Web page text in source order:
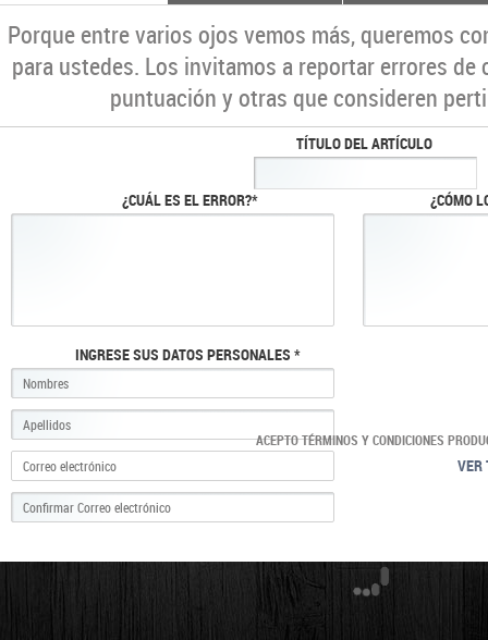
Porque entre varios ojos vemos más, queremos
para ustedes. Los invitamos a reportar errores
puntuación y otras que consideren
TÍTULO DEL ARTÍCULO
¿CUÁL ES EL ERROR?* ¿CÓMO
INGRESE SUS DATOS PERSONALES *
ACEPTO TÉRMINOS Y CONDICIONES
VER